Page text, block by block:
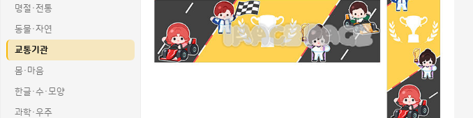
명절·전통
동물·자연
교통기관
몸·마음
한글·수·모양
과학·우주